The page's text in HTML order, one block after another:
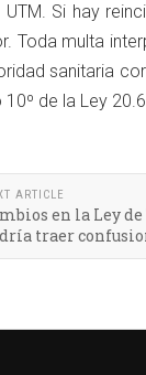
Si hay
Toda multa
sanitaria
de la Ley
ARTICLE
en la Ley
traer